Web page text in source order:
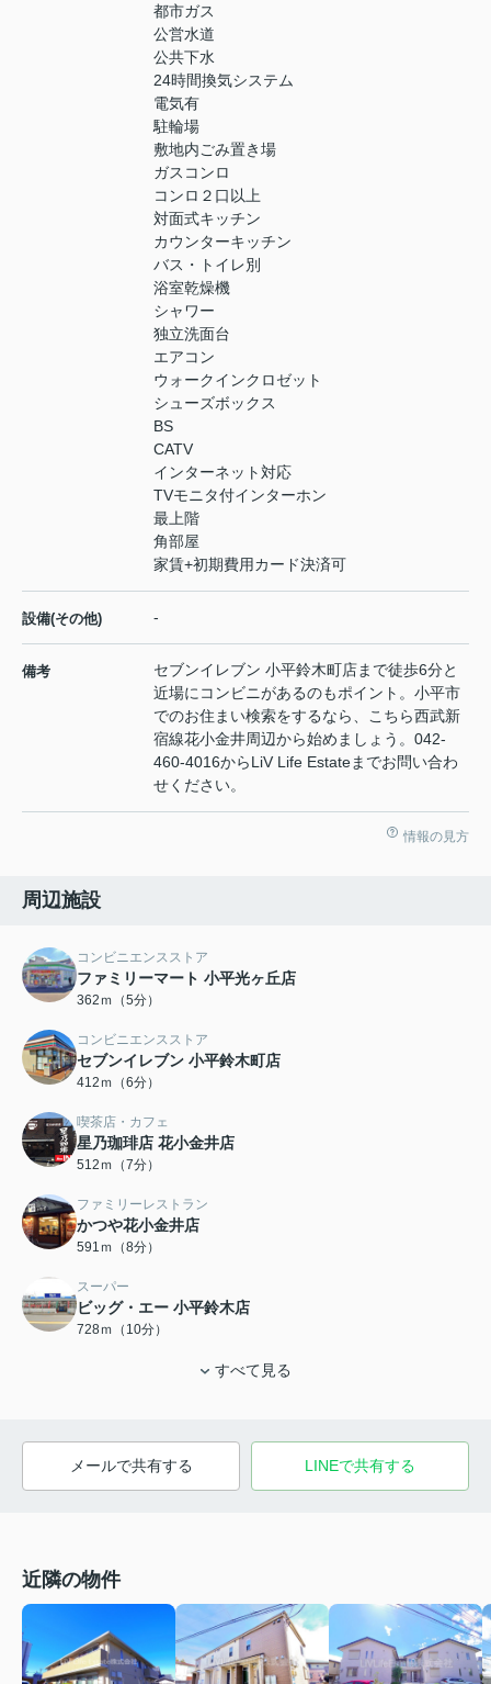
都市ガス
公営水道
公共下水
24時間換気システム
電気有
駐輪場
敷地内ごみ置き場
ガスコンロ
コンロ２口以上
対面式キッチン
カウンターキッチン
バス・トイレ別
浴室乾燥機
シャワー
独立洗面台
エアコン
ウォークインクロゼット
シューズボックス
BS
CATV
インターネット対応
TVモニタ付インターホン
最上階
角部屋
家賃+初期費用カード決済可
設備(その他) -
備考
セブンイレブン 小平鈴木町店まで徒歩6分と
近場にコンビニがあるのもポイント。小平市
でのお住まい検索をするなら、こちら西武新
宿線花小金井周辺から始めましょう。042-
460-4016からLiV Life Estateまでお問い合わ
せください。
情報の見方
周辺施設
コンビニエンスストア
ファミリーマート 小平光ヶ丘店
362ｍ（5分）
コンビニエンスストア
セブンイレブン 小平鈴木町店
412ｍ（6分）
喫茶店・カフェ
星乃珈琲店 花小金井店
512ｍ（7分）
ファミリーレストラン
かつや花小金井店
591ｍ（8分）
スーパー
ビッグ・エー 小平鈴木店
728ｍ（10分）
すべて見る
メールで共有する LINEで共有する
近隣の物件